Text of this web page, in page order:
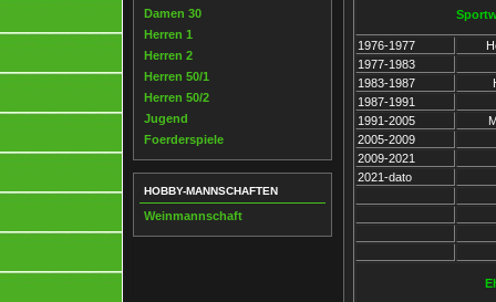
Damen 30
Herren 1
Herren 2
Herren 50/1
Herren 50/2
Jugend
Foerderspiele
HOBBY-MANNSCHAFTEN
Weinmannschaft
1976-1977
1977-1983
1983-1987
1987-1991
1991-2005
2005-2009
2009-2021
2021-dato